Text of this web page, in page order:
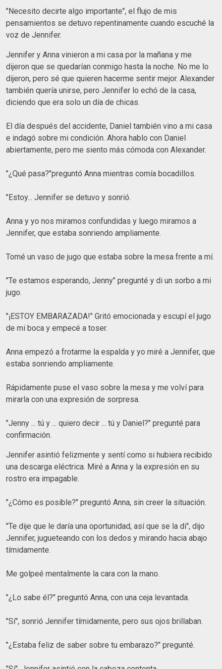
"Necesito decirte algo importante", el flujo de mis
pensamientos se detuvo repentinamente cuando escuché la
voz de Jennifer.
Jennifer y Anna vinieron a mi casa por la mañana y me
dijeron que se quedarían conmigo hasta la noche. No me lo
dijeron, pero sé que quieren hacerme sentir mejor. Alexander
también quería unirse, pero Jennifer lo echó de la casa,
diciendo que era solo un día de chicas.
El día después del accidente, Daniel también vino a mi casa
e indagó sobre mi condición. Ahora hablo con Daniel
abiertamente, pero me siento más cómoda con Alexander.
"¿Qué pasa?"preguntó Anna mientras comía bocadillos.
"Estoy... Jennifer se detuvo y sonrió.
Anna y yo nos miramos confundidas y luego miramos a
Jennifer, que estaba sonriendo ampliamente.
Tomé un vaso de jugo que estaba sobre la mesa frente a mí.
"Te estamos esperando, Jenny" pregunté y di un sorbo a mi
jugo.
"¡ESTOY EMBARAZADA!" Gritó emocionada y escupí el jugo
de mi boca y empecé a toser.
Anna empezó a frotarme la espalda y yo miré a Jennifer, que
estaba sonriendo ampliamente.
Rápidamente puse el vaso sobre la mesa y me volví para
mirarla con una expresión de sorpresa.
"Jenny ... tú y ... quiero decir ... tú y Daniel?" pregunté para
confirmación.
Jennifer asintió felizmente y sentí como si hubiera recibido
una descarga eléctrica. Miré a Anna y la expresión en su
rostro era impagable.
"¿Cómo es posible?" preguntó Anna, sin creer la situación.
"Te dije que le daría una oportunidad, así que se la di", dijo
Jennifer, jugueteando con los dedos y mirando hacia abajo
tímidamente.
Me golpeé mentalmente la cara con la mano.
"¿Lo sabe él?" preguntó Anna, con una ceja levantada.
"Sí", sonrió Jennifer tímidamente, pero sus ojos brillaban.
"¿Estaba feliz de saber sobre tu embarazo?" pregunté.